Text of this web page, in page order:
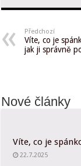
Předchozí
Víte, co je
jak ji správně
Nové články
Víte, co je
22.7.2025